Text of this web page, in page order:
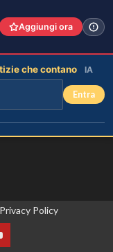
Privacy Policy
Aggiungi ora
che contano IA
Entra